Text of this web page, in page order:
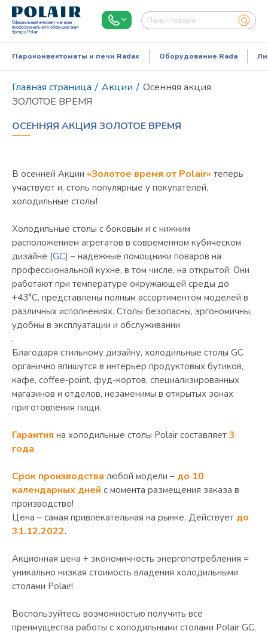
Официальный интернет-магазин
профессионального оборудования
бренда Polair
Режим работы:
Пароконвектоматы и печи Radax Оборудование Rada
Главная страница / Акции / Осенняя акция
ЗОЛОТОЕ ВРЕМЯ
ОСЕННЯЯ АКЦИЯ ЗОЛОТОЕ ВРЕМЯ
В осенней Акции «Золотое время от Polair» теперь
участвуют и, столь популярные у покупателей,
холодильные столы!
Холодильные столы с боковым и с нижним
расположением агрегатов в современном кубическом
дизайне (GC) – надежные помощники поваров на
профессиональной кухне, в том числе, на открытой. Они
работают при температуре окружающей среды до
+43°С, представлены полным ассортиментом моделей в
различных исполнениях. Столы безопасны, эргономичны,
удобны в эксплуатации и обслуживании
.
Благодаря стильному дизайну, холодильные столы GC
органично впишутся в интерьер продуктовых бутиков,
кафе, coffee-point, фуд-кортов, специализированных
магазинов и отделов, незаменимы в открытых зонах
приготовления пищи.
Гарантия на холодильные столы Polair составляет 3
года.
Срок производства любой модели – до 10
календарных дней с момента размещения заказа в
производство!
Цена – самая привлекательная на рынке. Действует до
31.12.2022.
Акционная цена + экономичность энергопотребления =
уникально низкая стоимость владения холодильными
столами Polair!
Воспользуйтесь возможностью получить все
преимущества работы с холодильными столами Polair GC,